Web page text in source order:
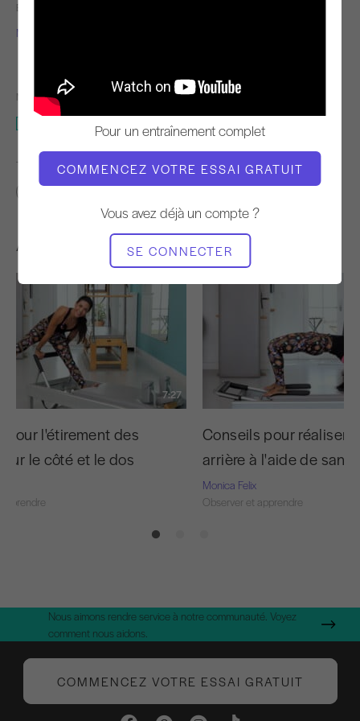
Pour un entraînement complet
COMMENCEZ VOTRE ESSAI GRATUIT
Vous avez déjà un compte ?
SE CONNECTER
ENSEIGNANT
Monica Felix
MATÉRIEL NÉCESSAIRE
TROUVER DES COURS SIMILAIRES POUR
Autres séances d'entraînement
7:27
pour l'étirement des
le côté et le dos
Conseils pour réaliser
arrière à l'aide de
Monica Felix
Observer et apprendre
Nous aimons rendre service à notre communauté. Voyez
comment nous aidons.
COMMENCEZ VOTRE ESSAI GRATUIT